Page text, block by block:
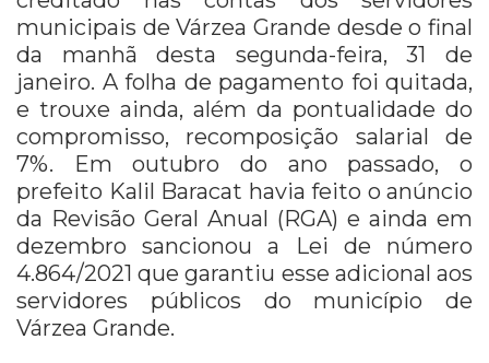
municipais de Várzea Grande desde o final
da manhã desta segunda-feira, 31 de
janeiro. A folha de pagamento foi quitada,
e trouxe ainda, além da pontualidade do
compromisso, recomposição salarial de
7%. Em outubro do ano passado, o
prefeito Kalil Baracat havia feito o anúncio
da Revisão Geral Anual (RGA) e ainda em
dezembro sancionou a Lei de número
4.864/2021 que garantiu esse adicional aos
servidores públicos do município de
Várzea Grande.